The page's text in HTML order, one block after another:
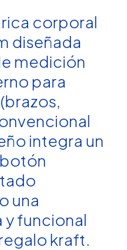
corporal
diseñada
medición
para
integra un
una
funcional
kraft.